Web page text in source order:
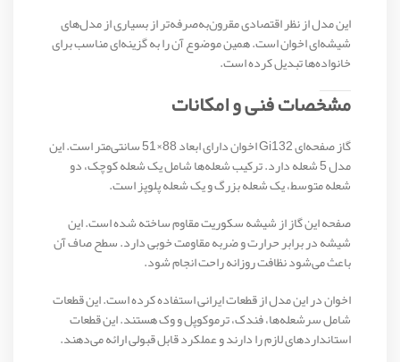
این مدل از نظر اقتصادی مقرون‌به‌صرفه‌تر از بسیاری از مدل‌های
شیشه‌ای اخوان است. همین موضوع آن را به گزینه‌ای مناسب برای
خانواده‌ها تبدیل کرده است.
مشخصات فنی و امکانات
گاز صفحه‌ای Gi132 اخوان دارای ابعاد 88×51 سانتی‌متر است. این
مدل 5 شعله دارد. ترکیب شعله‌ها شامل یک شعله کوچک، دو
شعله متوسط، یک شعله بزرگ و یک شعله پلوپز است.
صفحه این گاز از شیشه سکوریت مقاوم ساخته شده است. این
شیشه در برابر حرارت و ضربه مقاومت خوبی دارد. سطح صاف آن
باعث می‌شود نظافت روزانه راحت انجام شود.
اخوان در این مدل از قطعات ایرانی استفاده کرده است. این قطعات
شامل سرشعله‌ها، فندک، ترموکوپل و وک هستند. این قطعات
استانداردهای لازم را دارند و عملکرد قابل قبولی ارائه می‌دهند.